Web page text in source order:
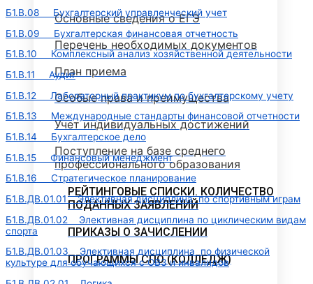
Основные сведения о ЕГЭ
Перечень необходимых документов
План приема
Особые права и преимущества
Учет индивидуальных достижений
Поступление на базе среднего
профессионального образования
РЕЙТИНГОВЫЕ СПИСКИ. КОЛИЧЕСТВО
ПОДАННЫХ ЗАЯВЛЕНИЙ
ПРИКАЗЫ О ЗАЧИСЛЕНИИ
ПРОГРАММЫ СПО (КОЛЛЕДЖ)
Б1.В.08 Бухгалтерский управленческий учет
Б1.В.09 Бухгалтерская финансовая отчетность
Б1.В.10 Комплексный анализ хозяйственной деятельности
Б1.В.11 Аудит
Б1.В.12 Лабораторный практикум по бухгалтерскому учету
Б1.В.13 Международные стандарты финансовой отчетности
Б1.В.14 Бухгалтерское дело
Б1.В.15 Финансовый менеджмент
Б1.В.16 Стратегическое планирование
Б1.В.ДВ.01.01 Элективная дисциплина по спортивным играм
Б1.В.ДВ.01.02 Элективная дисциплина по циклическим видам
спорта
Б1.В.ДВ.01.03 Элективная дисциплина по физической
культуре для обучающихся с ОВЗ и инвалидов